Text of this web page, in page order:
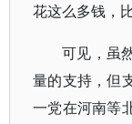
花这么多钱，
可见，虽
量的支持，但
一党在河南等